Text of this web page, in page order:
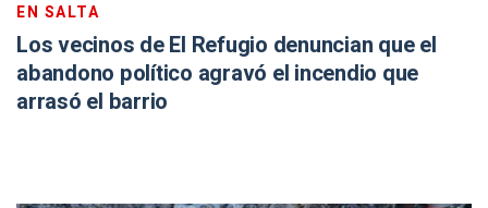
EN SALTA
Los vecinos de El Refugio denuncian que el
abandono político agravó el incendio que
arrasó el barrio